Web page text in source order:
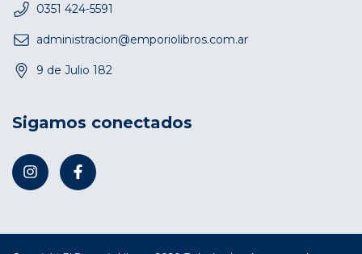
0351 424-5591
administracion@emporiolibros.com.ar
9 de Julio 182
Sigamos conectados